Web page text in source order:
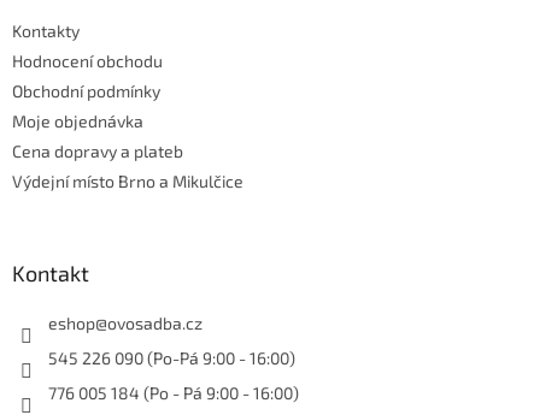
Kontakty
Hodnocení obchodu
Obchodní podmínky
Moje objednávka
Cena dopravy a plateb
Výdejní místo Brno a Mikulčice
Kontakt
eshop@ovosadba.cz
545 226 090 (Po-Pá 9:00 - 16:00)
776 005 184 (Po - Pá 9:00 - 16:00)